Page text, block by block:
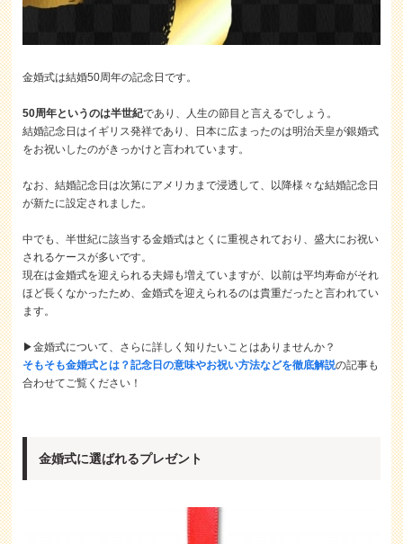
金婚式は結婚50周年の記念日です。
50周年というのは半世紀であり、人生の節目と言えるでしょう。
結婚記念日はイギリス発祥であり、日本に広まったのは明治天皇が銀婚式
をお祝いしたのがきっかけと言われています。
なお、結婚記念日は次第にアメリカまで浸透して、以降様々な結婚記念日
が新たに設定されました。
中でも、半世紀に該当する金婚式はとくに重視されており、盛大にお祝い
されるケースが多いです。
現在は金婚式を迎えられる夫婦も増えていますが、以前は平均寿命がそれ
ほど長くなかったため、金婚式を迎えられるのは貴重だったと言われてい
ます。
▶金婚式について、さらに詳しく知りたいことはありませんか？
そもそも金婚式とは？記念日の意味やお祝い方法などを徹底解説の記事も
合わせてご覧ください！
金婚式に選ばれるプレゼント